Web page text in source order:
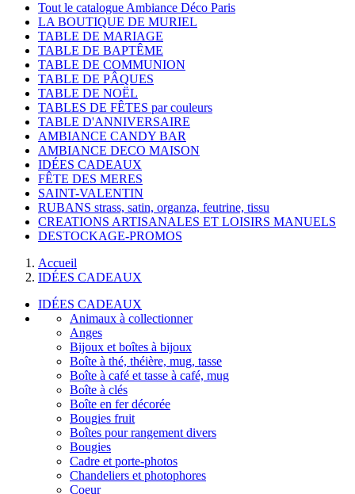
Tout le catalogue Ambiance Déco Paris
LA BOUTIQUE DE MURIEL
TABLE DE MARIAGE
TABLE DE BAPTÊME
TABLE DE COMMUNION
TABLE DE PÂQUES
TABLE DE NOËL
TABLES DE FÊTES par couleurs
TABLE D'ANNIVERSAIRE
AMBIANCE CANDY BAR
AMBIANCE DECO MAISON
IDÉES CADEAUX
FÊTE DES MERES
SAINT-VALENTIN
RUBANS strass, satin, organza, feutrine, tissu
CREATIONS ARTISANALES ET LOISIRS MANUELS
DESTOCKAGE-PROMOS
Accueil
IDÉES CADEAUX
IDÉES CADEAUX
Animaux à collectionner
Anges
Bijoux et boîtes à bijoux
Boîte à thé, théière, mug, tasse
Boîte à café et tasse à café, mug
Boîte à clés
Boîte en fer décorée
Bougies fruit
Boîtes pour rangement divers
Bougies
Cadre et porte-photos
Chandeliers et photophores
Coeur